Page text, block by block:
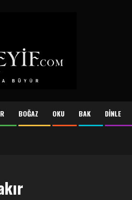
BOĞAZ OKU BAK DİNLE